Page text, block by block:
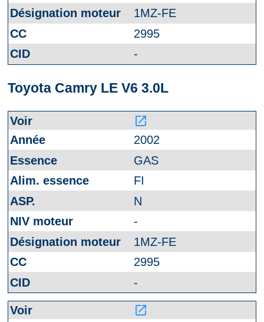
1MZ-FE
2995
-
Toyota Camry LE V6 3.0L
launch
2002
GAS
FI
N
-
1MZ-FE
2995
-
launch